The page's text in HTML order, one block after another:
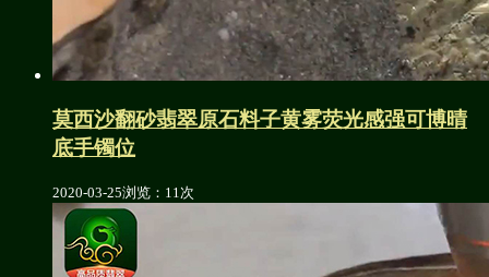
莫西沙翻砂翡翠原石料子黄雾荧光感强可博晴
底手镯位
2020-03-25浏览：11次